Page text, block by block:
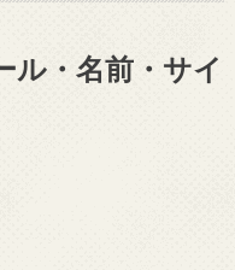
ル・名前・サイ